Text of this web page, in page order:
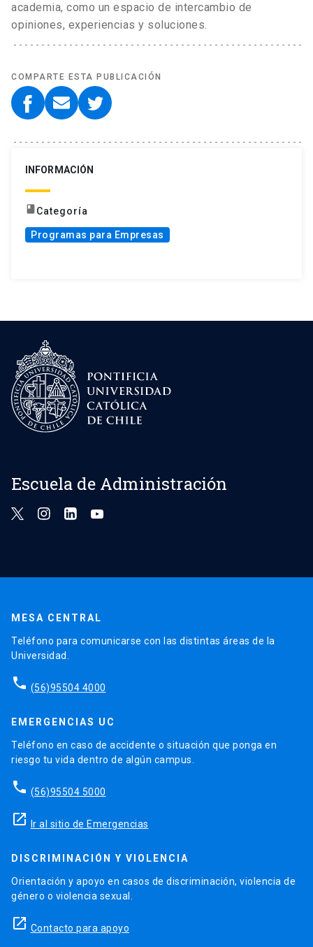
academia, como un espacio de intercambio de
opiniones, experiencias y soluciones.
COMPARTE ESTA PUBLICACIÓN
INFORMACIÓN
book Categoría
Programas para Empresas
Escuela de Administración
MESA CENTRAL
Teléfono para comunicarse con las distintas áreas de la
Universidad.
phone (56)95504 4000
EMERGENCIAS UC
Teléfono en caso de accidente o situación que ponga en
riesgo tu vida dentro de algún campus.
phone (56)95504 5000
launch Ir al sitio de Emergencias
DISCRIMINACIÓN Y VIOLENCIA
Orientación y apoyo en casos de discriminación, violencia de
género o violencia sexual.
launch Contacto para apoyo